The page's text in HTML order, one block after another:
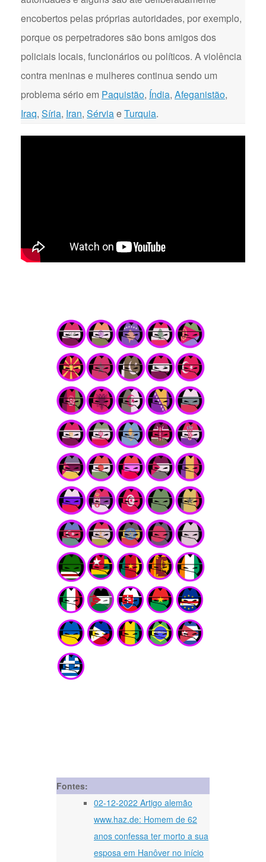
encobertos pelas próprias autoridades, por exemplo,
porque os perpetradores são bons amigos dos
policiais locais, funcionários ou políticos. A violência
contra meninas e mulheres continua sendo um
problema sério em Paquistão, Índia, Afeganistão,
Iraq, Síria, Iran, SérviaeTurquia.
Fontes:
02-12-2022 Artigo alemão
www.haz.de: Homem de 62
anos confessa ter morto a sua
esposa em Hanôver no início